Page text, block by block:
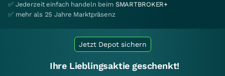
✅ Jederzeit einfach handeln beim SMARTBROKER+
✅ mehr als 25 Jahre Marktpräsenz
Jetzt Depot sichern
Ihre Lieblingsaktie geschenkt!